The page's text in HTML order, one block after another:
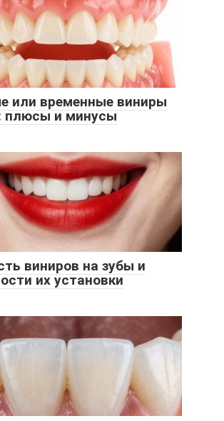
или временные виниры
плюсы и минусы
виниров на зубы и
их установки